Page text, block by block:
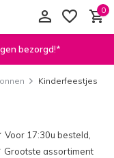
0
bezorgd!*
Kinderfeestjes
17:30u besteld,
Grootste assortiment